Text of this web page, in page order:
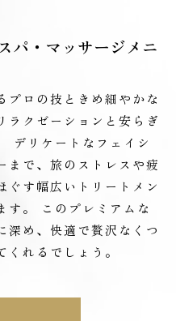
パ・マッサージメニ
プロの技ときめ細やかな
ラクゼーションと安らぎ
デリケートなフェイシ
まで、旅のストレスや疲
ぐす幅広いトリートメン
す。 このプレミアムな
深め、快適で贅沢なくつ
れるでしょう。